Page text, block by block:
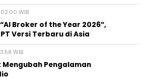
WIB
Broker of the Year 2026”,
Versi Terbaru di Asia
WIB
Mengubah Pengalaman